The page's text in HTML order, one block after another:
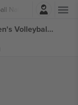
Nations League
Ukraine vs Dominican Republic Women's Volleyball Nations League εισιτήρια